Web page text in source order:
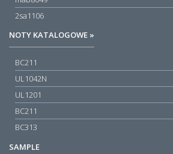
2sa1106
NOTY KATALOGOWE »
BC211
UL1042N
UL1201
BC211
BC313
SAMPLE